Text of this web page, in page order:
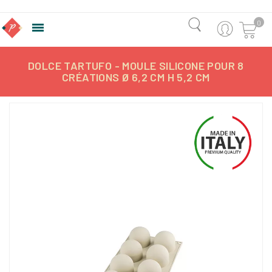
 0
DOLCE TARTUFO - MOULE SILICONE POUR 8
CRÉATIONS Ø 6,2 CM H 5,2 CM